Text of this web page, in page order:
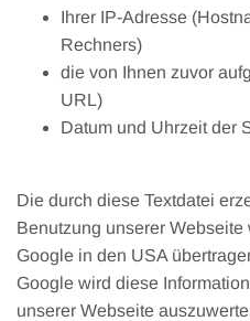
Ihrer IP-Adresse
Rechners)
die von Ihnen zuvor
URL)
Datum und Uhrzeit der
Die durch diese Textdatei
Benutzung unserer
Google in den USA
Google wird diese
unserer Webseite